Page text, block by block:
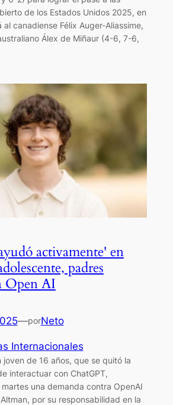
de los Estados Unidos 2025, en
al canadiense Félix Auger-Aliassime,
Álex de Miñaur (4-6, 7-6,
activamente' en
padres
Open AI
—porNeto
Internacionales
joven de 16 años, que se quitó la
interactuar con ChatGPT,
una demanda contra OpenAI
por su responsabilidad en la